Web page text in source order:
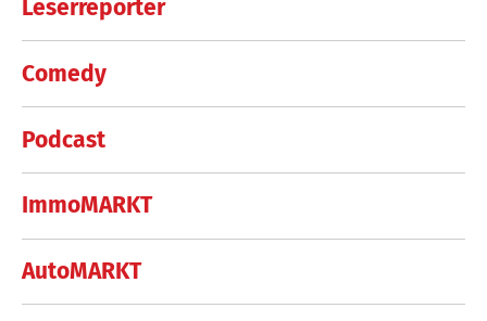
Leserreporter
Comedy
Podcast
ImmoMARKT
AutoMARKT